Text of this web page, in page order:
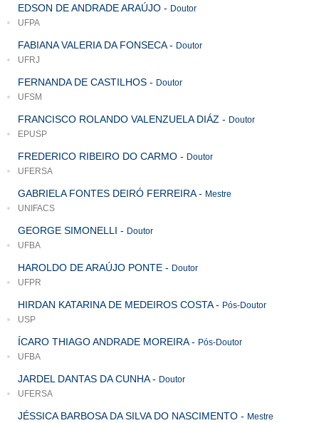
EDSON DE ANDRADE ARAÚJO - Doutor
UFPA
FABIANA VALERIA DA FONSECA- Doutor
UFRJ
FERNANDA DE CASTILHOS - Doutor
UFSM
FRANCISCO ROLANDO VALENZUELA DIÁZ - Doutor
EPUSP
FREDERICO RIBEIRO DO CARMO - Doutor
UFERSA
GABRIELA FONTES DEIRÓ FERREIRA- Mestre
UNIFACS
GEORGE SIMONELLI - Doutor
UFBA
HAROLDO DE ARAÚJO PONTE - Doutor
UFPR
HIRDAN KATARINA DE MEDEIROS COSTA- Pós-Doutor
USP
ÍCARO THIAGO ANDRADE MOREIRA- Pós-Doutor
UFBA
JARDEL DANTAS DA CUNHA- Doutor
UFERSA
JÉSSICA BARBOSA DA SILVA DO NASCIMENTO - Mestre